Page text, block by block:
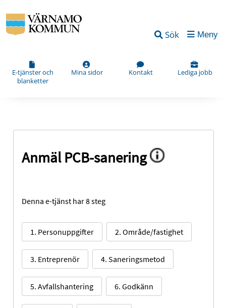
Sök Meny
E-tjänster och
blanketter
Mina sidor Kontakt Lediga jobb